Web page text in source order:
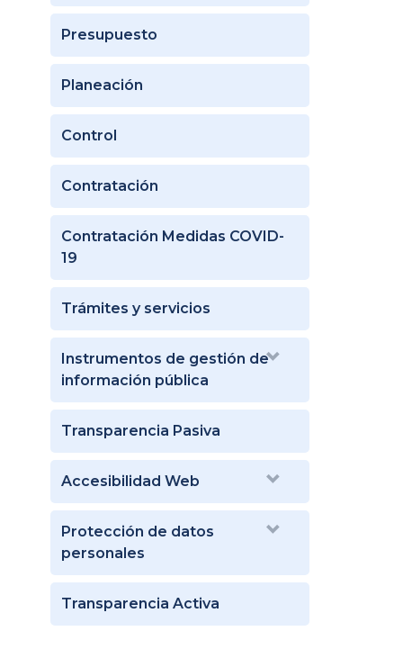
Presupuesto
Planeación
Control
Contratación
Contratación Medidas COVID-
19
Trámites y servicios
Instrumentos de gestión de
información pública
Transparencia Pasiva
Accesibilidad Web
Protección de datos
personales
Transparencia Activa